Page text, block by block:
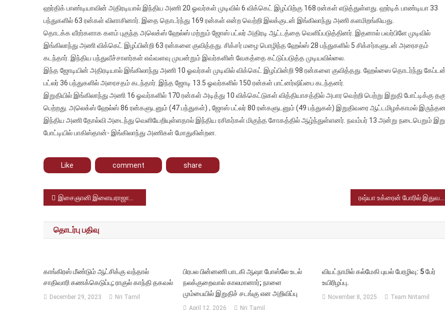
ஹர்திக் பாண்டியாவின் அதிரடியால் இந்திய அணி 20 ஓவர்கள் முடிவில் 6 விக்கெட் இழப்பிற்கு 168 ரன்கள் எடுத்துள்ளது. ஹர்டிக் பாண்டியா 33
பந்துகளில் 63 ரன்கள் விளாசினார். இதை தொடர்ந்து 169 ரன்கள் என்ற வெற்றி இலக்குடன் இங்கிலாந்து அணி களமிறங்கியது.
தொடக்க வீரர்களாக களம் புகுந்த அலெக்ஸ் ஹேல்ஸ் மற்றும் ஜோஸ் பட்லர் அதிரடி ஆட்டத்தை வெளிப்படுத்தினர். இதனால் பவர்பிளே முடிவில்
இங்கிலாந்து அணி விக்கெட் இழப்பின்றி 63 ரன்களை குவித்தது. சிக்சர் மழை பொழிந்த ஹேல்ஸ் 28 பந்துகளில் 5 சிக்சர்களுடன் அரைசதம்
கடந்தார். இந்திய பந்துவீச்சாளர்கள் எவ்வளவு முயன்றும் இவர்களின் வேகத்தை கட்டுப்படுத்த முடியவில்லை.
இந்த ஜோடியின் அதிரடியால் இங்கிலாந்து அணி 10 ஓவர்கள் முடிவில் விக்கெட் இழப்பின்றி 98 ரன்களை குவித்தது. ஹேல்ஸை தொடர்ந்து
பட்லர் 36 பந்துகளில் அரைசதம் கடந்தார். இந்த ஜோடி 13.5 ஓவர்களில் 150 ரன்கள் பாட்னர்ஷிப்பை கடந்தனர்.
இறுதியில் இங்கிலாந்து அணி 16 ஓவர்களில் 170 ரன்கள் அடித்து 10 விக்கெட்டுகள் வித்தியாசத்தில் அபார வெற்றி பெற்று இறுதி போட்டிக்கு
பெற்றது. அலெக்ஸ் ஹேல்ஸ் 86 ரன்களுடனும் (47 பந்துகள்) , ஜோஸ் பட்லர் 80 ரன்களுடனும் (49 பந்துகள்) இறுதிவரை ஆட்டமிழக்காமல்
இந்திய அணி தோல்வி அடைந்து வெளியேறியுள்ளதால் இந்திய ரசிகர்கள் மிகுந்த சோகத்தில் ஆழ்ந்துள்ளனர். நவம்பர் 13 அன்று நடைபெறும்
போட்டியில் பாகிஸ்தான்- இங்கிலாந்து அணிகள் மோதுகின்றன.
Like comment share
Post
navigation
இசைஞானி இளையராஜாவிற்கு கவுரவ டாக்டர் பட்டத்தை பிரிதமர் மோடி வழங்கினார்
தொடர்பு பதிவு
காங்கிரஸ் மீண்டும் ஆட்சிக்கு வந்தால்
சாதிவாரி கணக்கெடுப்பு; ராகுல் காந்தி தகவல்
December 29, 2023 Nri Tamil
பிரபல பின்னணி பாடகி ஆஷா போஸ்லே உடல்
நலக்குறைவால் காலமானார்; நாளை
மும்பையில் இறுதிச் சடங்கு என அறிவிப்பு
April 12, 2026 Nri Tamil
வியட்நாமில் கல்மேகி புயல் பேரழிவு: 5 பேர்
உயிரிழப்பு.
November 8, 2025 Team Nritamil